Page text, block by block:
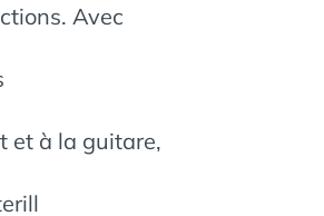
Avec
et à la guitare,